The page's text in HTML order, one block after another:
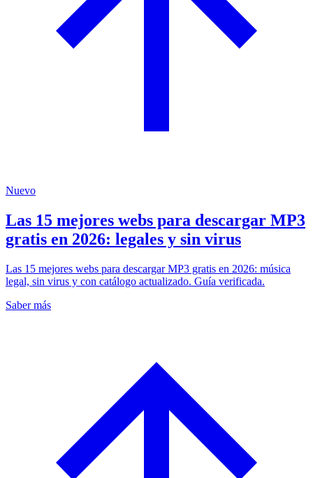
Nuevo
Las 15 mejores webs para descargar MP3
gratis en 2026: legales y sin virus
Las 15 mejores webs para descargar MP3 gratis en 2026: música
legal, sin virus y con catálogo actualizado. Guía verificada.
Saber más